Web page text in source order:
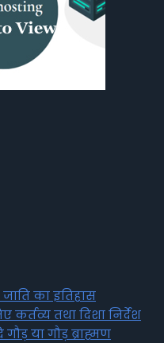
का इतिहास
कर्तव्य तथा दिशा निर्देश
या गौड़ ब्राह्मण